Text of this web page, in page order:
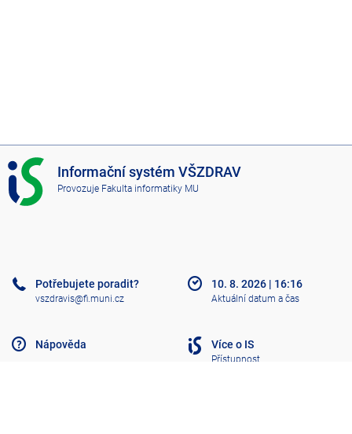
I
S
V
A
Informační systém VŠZDRAV
Provozuje Fakulta informatiky MU
Potřebujete poradit?
vszdravis@fi.muni.cz
Nápověda
10. 8. 2026 | 16:16
Aktuální datum a čas
Více o IS
Přístupnost